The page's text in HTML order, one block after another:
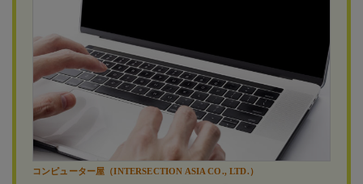
コンピューター屋（INTERSECTION ASIA CO., LTD.）